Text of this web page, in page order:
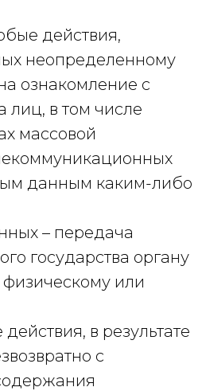
действия,
неопределенному
ознакомление с
лиц, в том числе
массовой
данным каким-либо
– передача
государства органу
физическому или
в результате
с